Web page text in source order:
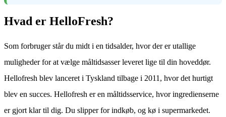
Hvad er HelloFresh?
Som forbruger står du midt i en tidsalder, hvor der er utallige
muligheder for at vælge måltidsasser leveret lige til din hoveddør.
Hellofresh blev lanceret i Tyskland tilbage i 2011, hvor det hurtigt
blev en succes. Hellofresh er en måltidsservice, hvor ingredienserne
er gjort klar til dig. Du slipper for indkøb, og kø i supermarkedet.